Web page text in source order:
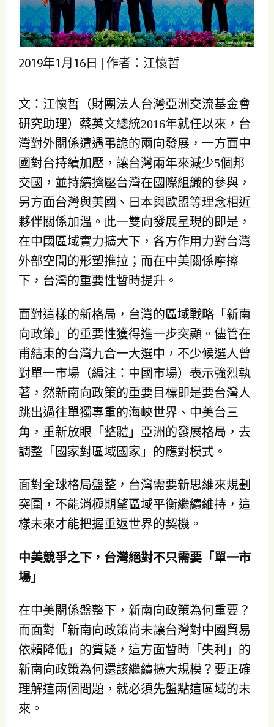
2019年1月16日 | 作者：江懷哲
文：江懷哲（財團法人台灣亞洲交流基金會
研究助理）蔡英文總統2016年就任以來，台
灣對外關係遭遇弔詭的兩向發展，一方面中
國對台持續加壓，讓台灣兩年來減少5個邦
交國，並持續擠壓台灣在國際組織的參與，
另方面台灣與美國、日本與歐盟等理念相近
夥伴關係加溫。此一雙向發展呈現的即是，
在中國區域實力擴大下，各方作用力對台灣
外部空間的形塑推拉；而在中美關係摩擦
下，台灣的重要性暫時提升。
面對這樣的新格局，台灣的區域戰略「新南
向政策」的重要性獲得進一步突顯。儘管在
甫結束的台灣九合一大選中，不少候選人曾
對單一市場（編注：中國市場）表示強烈執
著，然新南向政策的重要目標即是要台灣人
跳出過往單獨專重的海峽世界、中美台三
角，重新放眼「整體」亞洲的發展格局，去
調整「國家對區域國家」的應對模式。
面對全球格局盤整，台灣需要新思維來規劃
突圍，不能消極期望區域平衡繼續維持，這
樣未來才能把握重返世界的契機。
中美競爭之下，台灣絕對不只需要「單一市
場」
在中美關係盤整下，新南向政策為何重要？
而面對「新南向政策尚未讓台灣對中國貿易
依賴降低」的質疑，這方面暫時「失利」的
新南向政策為何還該繼續擴大規模？要正確
理解這兩個問題，就必須先盤點這區域的未
來。